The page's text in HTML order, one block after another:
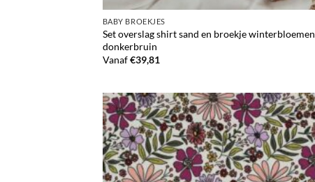
BABY BROEKJES
Set overslag shirt sand en broekje winterbloemen
donkerbruin
Vanaf€39,81